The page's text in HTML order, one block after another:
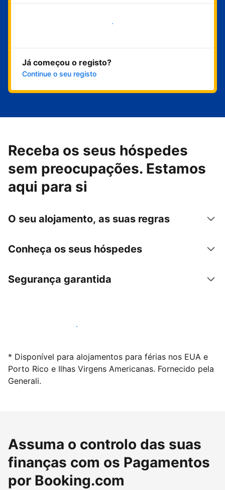
Comece já
Já começou o registo?
Continue o seu registo
Receba os seus hóspedes
sem preocupações. Estamos
aqui para si
O seu alojamento, as suas regras
Conheça os seus hóspedes
Segurança garantida
Anuncie connosco hoje mesmo
* Disponível para alojamentos para férias nos EUA e
Porto Rico e Ilhas Virgens Americanas. Fornecido pela
Generali.
Assuma o controlo das suas
finanças com os Pagamentos
por Booking.com